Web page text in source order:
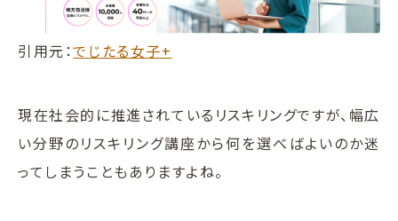
引用元：でじたる女子+
現在社会的に推進されているリスキリングですが、幅広
い分野のリスキリング講座から何を選べばよいのか迷
ってしまうこともありますよね。